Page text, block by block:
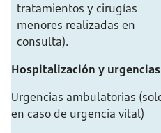
tratamientos y cirugías
menores realizadas en
consulta).
Hospitalización y urgencias
Urgencias ambulatorias
en caso de urgencia vital)